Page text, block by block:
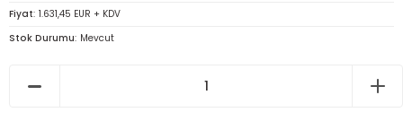
Fiyat 1.631,45 EUR + KDV
Stok Durumu Mevcut